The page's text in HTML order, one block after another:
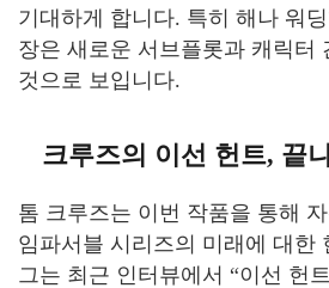
기대하게 합니다. 특히 해나 워
장은 새로운 서브플롯과 캐릭터
것으로 보입니다.
크루즈의 이선 헌트, 끝
톰 크루즈는 이번 작품을 통해
임파서블 시리즈의 미래에 대한
그는 최근 인터뷰에서 “이선 헌